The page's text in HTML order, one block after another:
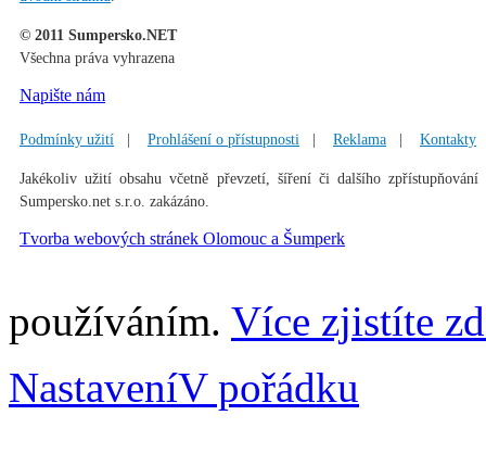
© 2011 Sumpersko.NET
Všechna práva vyhrazena
Napište nám
Podmínky užití Prohlášení o přístupnosti Reklama Kontakty
Jakékoliv užití obsahu včetně převzetí, šíření či dalšího
Sumpersko.net s.r.o. zakázáno.
Tvorba webových stránek Olomouc a Šumperk
používáním. Více zjistíte
NastaveníV pořádku